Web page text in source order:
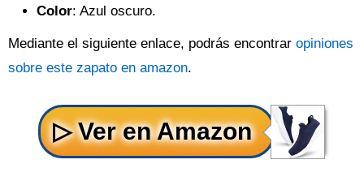
Color: Azul oscuro.
Mediante el siguiente enlace, podrás encontrar opiniones
sobre este zapato en amazon.